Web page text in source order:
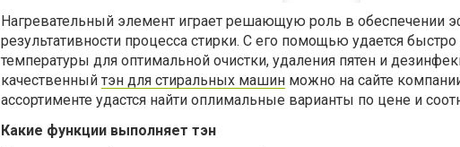
Нагревательный элемент играет решающую роль в обеспечении
результативности процесса стирки. С его помощью удается быстро
температуры для оптимальной очистки, удаления пятен и
качественный тэн для стиральных машин можно на сайте
ассортименте удастся найти оплимальные варианты по цене и
Какие функции выполняет тэн